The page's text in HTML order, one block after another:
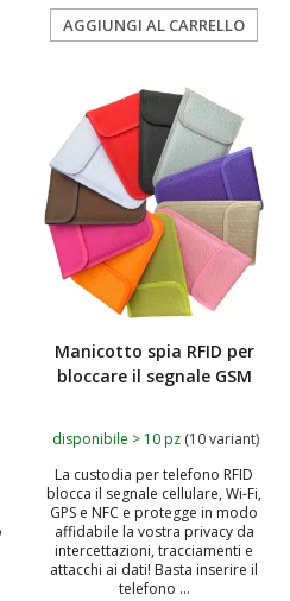
AGGIUNGI AL CARRELLO
Manicotto spia RFID per
bloccare il segnale GSM
disponibile > 10 pz (10 variant)
La custodia per telefono RFID
blocca il segnale cellulare, Wi-Fi,
GPS e NFC e protegge in modo
affidabile la vostra privacy da
intercettazioni, tracciamenti e
attacchi ai dati! Basta inserire il
telefono ...